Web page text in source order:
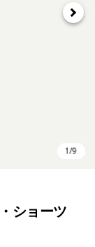
次へ
ショーツ